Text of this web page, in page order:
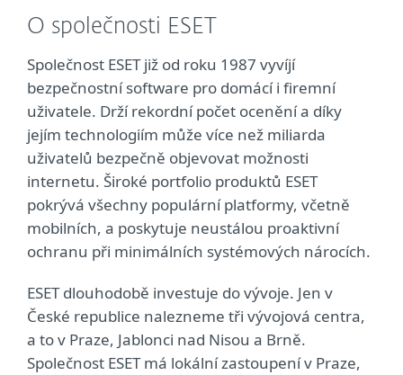
O společnosti ESET
Společnost ESET již od roku 1987 vyvíjí
bezpečnostní software pro domácí i firemní
uživatele. Drží rekordní počet ocenění a díky
jejím technologiím může více než miliarda
uživatelů bezpečně objevovat možnosti
internetu. Široké portfolio produktů ESET
pokrývá všechny populární platformy, včetně
mobilních, a poskytuje neustálou proaktivní
ochranu při minimálních systémových nárocích.
ESET dlouhodobě investuje do vývoje. Jen v
České republice nalezneme tři vývojová centra,
a to v Praze, Jablonci nad Nisou a Brně.
Společnost ESET má lokální zastoupení v Praze,